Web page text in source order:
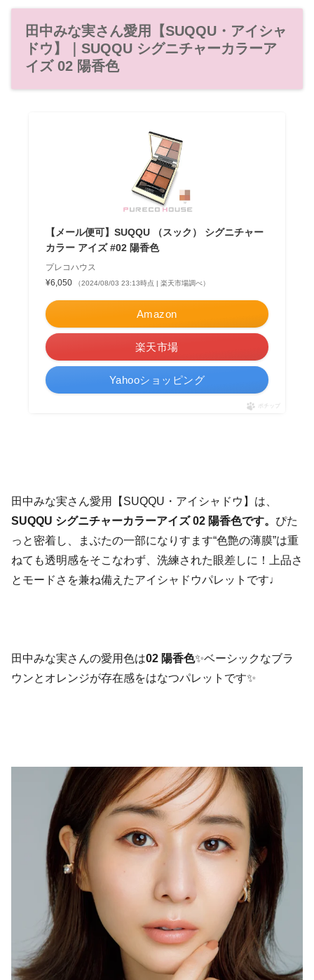
田中みな実さん愛用【SUQQU・アイシャ
ドウ】｜SUQQU シグニチャーカラーア
イズ 02 陽香色
【メール便可】SUQQU （スック） シグニチャー
カラー アイズ #02 陽香色
プレコハウス
¥6,050
（2024/08/03 23:13時点 | 楽天市場調べ）
Amazon
楽天市場
Yahooショッピング
ポチップ
田中みな実さん愛用【SUQQU・アイシャドウ】は、
SUQQU シグニチャーカラーアイズ 02 陽香色です。 ぴた
っと密着し、まぶたの一部になりすます“色艶の薄膜”は重
ねても透明感をそこなわず、洗練された眼差しに！上品さ
とモードさを兼ね備えたアイシャドウパレットです♩
田中みな実さんの愛用色は02 陽香色✨ベーシックなブラ
ウンとオレンジが存在感をはなつパレットです✨